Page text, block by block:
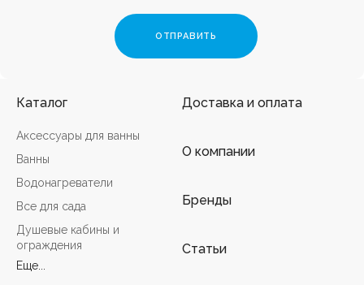
Каталог
Аксессуары для ванны
Ванны
Водонагреватели
Все для сада
Душевые кабины и
ограждения
Еще...
Доставка и оплата
О компании
Бренды
Статьи